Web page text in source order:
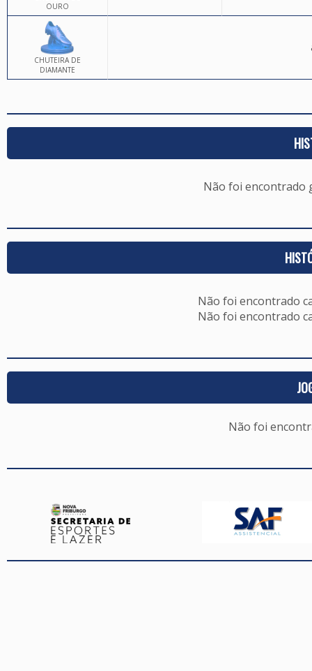
OURO
CHUTEIRA DE
DIAMANTE
Não foi encontrado
Não foi encontrado
Não foi encontrado
Não foi